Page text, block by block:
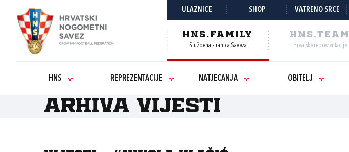
ULAZNICE SHOP VATRENO SRCE
HNS.FAMILY
Službena stranica Saveza
HNS.TEAM
Hrvatske reprezentacije
HNS REPREZENTACIJE NATJECANJA OBITELJ
Arhiva vijesti